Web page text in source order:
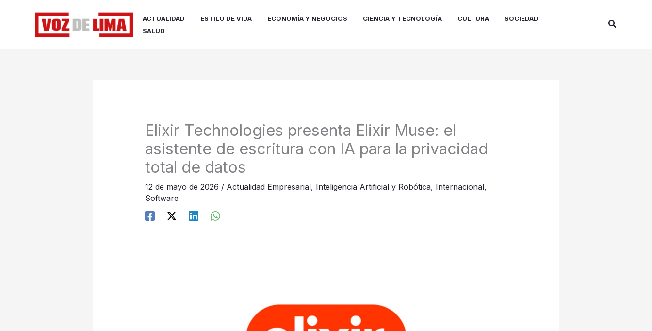
ACTUALIDAD ESTILO DE VIDA ECONOMÍA Y NEGOCIOS CIENCIA Y TECNOLOGÍA CULTURA
SOCIEDAD
SALUD
Buscar
Elixir Technologies presenta Elixir Muse: el
asistente de escritura con IA para la privacidad
total de datos
12 de mayo de 2026 / Actualidad Empresarial, Inteligencia Artificial y Robótica, Internacional,
Software